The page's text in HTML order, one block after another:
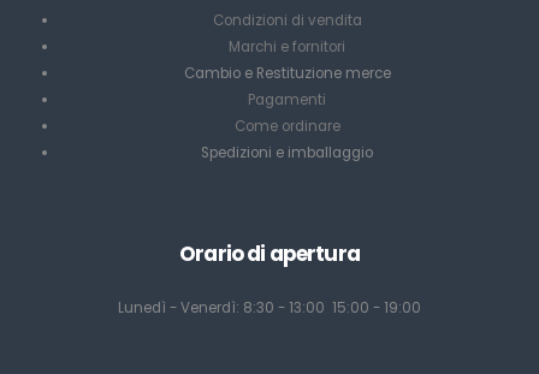
Condizioni di vendita
Marchi e fornitori
Cambio e Restituzione merce
Pagamenti
Come ordinare
Spedizioni e imballaggio
Orario di apertura
Lunedì - Venerdì: 8:30 - 13:00 15:00 - 19:00